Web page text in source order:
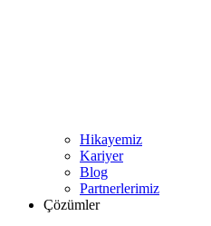
Hikayemiz
Kariyer
Blog
Partnerlerimiz
Çözümler